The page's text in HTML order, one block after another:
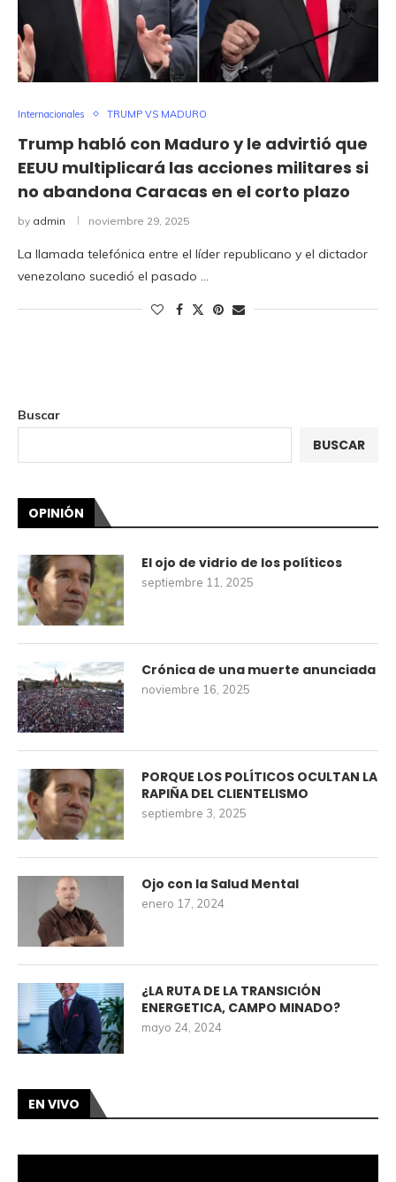
Internacionales TRUMP VS MADURO
Trump habló con Maduro y le advirtió que
EEUU multiplicará las acciones militares si
no abandona Caracas en el corto plazo
by admin noviembre 29, 2025
La llamada telefónica entre el líder republicano y el dictador
venezolano sucedió el pasado …
Buscar
BUSCAR
OPINIÓN
El ojo de vidrio de los políticos
septiembre 11, 2025
Crónica de una muerte anunciada
noviembre 16, 2025
PORQUE LOS POLÍTICOS OCULTAN LA
RAPIÑA DEL CLIENTELISMO
septiembre 3, 2025
Ojo con la Salud Mental
enero 17, 2024
¿LA RUTA DE LA TRANSICIÓN
ENERGETICA, CAMPO MINADO?
mayo 24, 2024
EN VIVO